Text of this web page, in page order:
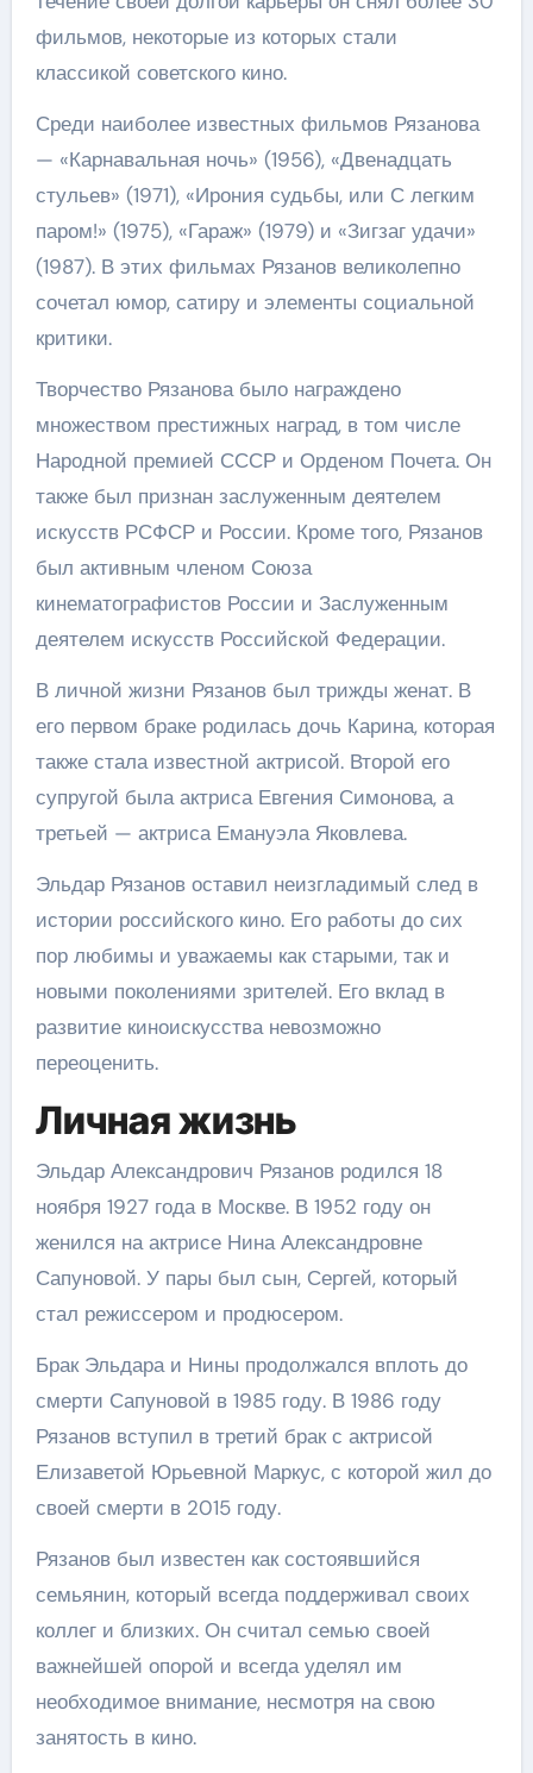
фильмов, некоторые из которых стали
классикой советского кино.
Среди наиболее известных фильмов Рязанова
— «Карнавальная ночь» (1956), «Двенадцать
стульев» (1971), «Ирония судьбы, или С легким
паром!» (1975), «Гараж» (1979) и «Зигзаг удачи»
(1987). В этих фильмах Рязанов великолепно
сочетал юмор, сатиру и элементы социальной
критики.
Творчество Рязанова было награждено
множеством престижных наград, в том числе
Народной премией СССР и Орденом Почета. Он
также был признан заслуженным деятелем
искусств РСФСР и России. Кроме того, Рязанов
был активным членом Союза
кинематографистов России и Заслуженным
деятелем искусств Российской Федерации.
В личной жизни Рязанов был трижды женат. В
его первом браке родилась дочь Карина, которая
также стала известной актрисой. Второй его
супругой была актриса Евгения Симонова, а
третьей — актриса Емануэла Яковлева.
Эльдар Рязанов оставил неизгладимый след в
истории российского кино. Его работы до сих
пор любимы и уважаемы как старыми, так и
новыми поколениями зрителей. Его вклад в
развитие киноискусства невозможно
переоценить.
Личная жизнь
Эльдар Александрович Рязанов родился 18
ноября 1927 года в Москве. В 1952 году он
женился на актрисе Нина Александровне
Сапуновой. У пары был сын, Сергей, который
стал режиссером и продюсером.
Брак Эльдара и Нины продолжался вплоть до
смерти Сапуновой в 1985 году. В 1986 году
Рязанов вступил в третий брак с актрисой
Елизаветой Юрьевной Маркус, с которой жил до
своей смерти в 2015 году.
Рязанов был известен как состоявшийся
семьянин, который всегда поддерживал своих
коллег и близких. Он считал семью своей
важнейшей опорой и всегда уделял им
необходимое внимание, несмотря на свою
занятость в кино.